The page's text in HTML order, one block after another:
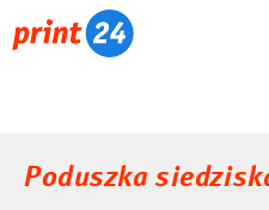
Poduszka